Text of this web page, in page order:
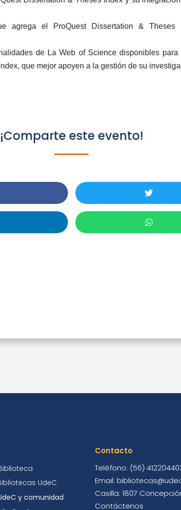
agrega el ProQuest Dissertation &
de La Web of Science disponibles para
que mejor apoyen a la gestión de su
¡Comparte este evento!
UdeC
y comunidad
Contacto
Teléfono: (56)
Email:
Casilla: 1807
Contáctenos